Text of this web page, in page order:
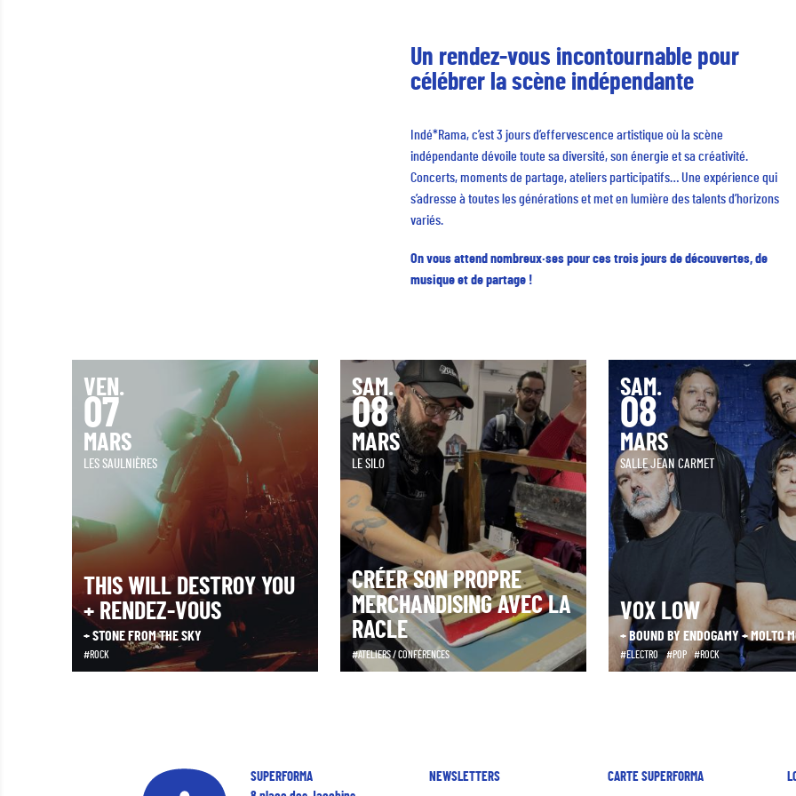
Un rendez-vous incontournable pour
célébrer la scène indépendante
Indé*Rama, c’est 3 jours d’effervescence artistique où la scène
indépendante dévoile toute sa diversité, son énergie et sa créativité.
Concerts, moments de partage, ateliers participatifs… Une expérience qui
s’adresse à toutes les générations et met en lumière des talents d’horizons
variés.
On vous attend nombreux·ses pour ces trois jours de découvertes, de
musique et de partage !
VEN.
07
MARS
LES SAULNIÈRES
THIS WILL DESTROY YOU
+ RENDEZ-VOUS
+ STONE FROM THE SKY
ROCK
SAM.
08
MARS
LE SILO
CRÉER SON PROPRE
MERCHANDISING AVEC LA
RACLE
ATELIERS / CONFÉRENCES
SAM.
08
MARS
SALLE JEAN CARMET
VOX LOW
+ BOUND BY ENDOGAMY + MOLTO
ELECTRO POP ROCK
SUPERFORMA
NEWSLETTERS CARTE SUPERFORMA